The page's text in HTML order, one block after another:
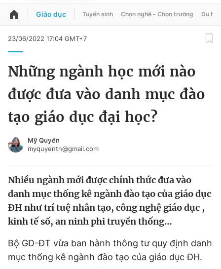
QUẢNG CÁO ĐẶT BÁO
Chuyên mục
Chuyên mục khác
Chào ngày mới Tin 24h
Video Magazine
Sản phẩm khác
Tiện ích Bạn cần biết
Đổi mật khẩu
Tin đã lưu
Tin đã xem
Đăng xuất
Giáo dục Tuyển sinh Chọn nghề - Chọn trường Du học
23/06/2022 17:04 GMT+7
Những ngành học mới nào
được đưa vào danh mục đào
tạo giáo dục đại học?
Mỹ Quyên
myquyentn@gmail.com
Nhiều ngành mới được chính thức đưa vào
danh mục thống kê ngành đào tạo của giáo dục
ĐH như trí tuệ nhân tạo, công nghệ giáo dục ,
kinh tế số, an ninh phi truyền thống…
Bộ GD-ĐT vừa ban hành thông tư quy định danh
mục thống kê ngành đào tạo của giáo dục ĐH.